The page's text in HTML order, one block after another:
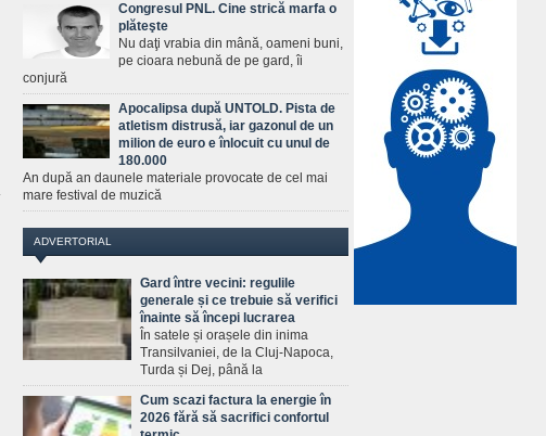
Congresul PNL. Cine strică marfa o
plăteşte
Nu daţi vrabia din mână, oameni buni,
pe cioara nebună de pe gard, îi
conjură
Apocalipsa după UNTOLD. Pista de
atletism distrusă, iar gazonul de un
milion de euro e înlocuit cu unul de
180.000
An după an daunele materiale provocate de cel mai
mare festival de muzică
ADVERTORIAL
Gard între vecini: regulile
generale și ce trebuie să verifici
înainte să începi lucrarea
În satele și orașele din inima
Transilvaniei, de la Cluj-Napoca,
Turda și Dej, până la
Cum scazi factura la energie în
2026 fără să sacrifici confortul